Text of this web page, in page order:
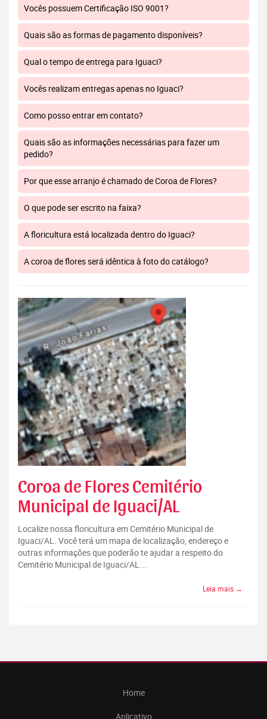
Vocês possuem Certificação ISO 9001?
Quais são as formas de pagamento disponíveis?
Qual o tempo de entrega para Iguaci?
Vocês realizam entregas apenas no Iguaci?
Como posso entrar em contato?
Quais são as informações necessárias para fazer um
pedido?
Por que esse arranjo é chamado de Coroa de Flores?
O que pode ser escrito na faixa?
A floricultura está localizada dentro do Iguaci?
A coroa de flores será idêntica à foto do catálogo?
Coroa de Flores Cemitério
Municipal de Iguaci/AL
Localize nossa floricultura em Cemitério Municipal de
Iguaci/AL. Você terá um mapa de localização, endereço e
outras informações que poderão te ajudar a respeito do
Cemitério Municipal de Iguaci/AL...
Leia mais →
Home
Aplicativo